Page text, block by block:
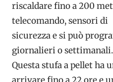
riscaldare fino a 200
telecomando, sensori di
sicurezza e si può
giornalieri o settimanali.
Questa stufa a pellet ha